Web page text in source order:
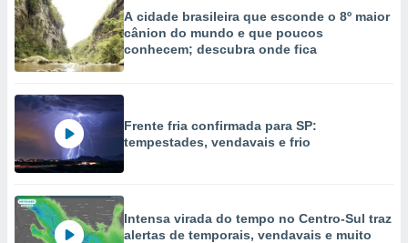
A cidade brasileira que esconde o 8º maior
cânion do mundo e que poucos
conhecem; descubra onde fica
Frente fria confirmada para SP:
tempestades, vendavais e frio
Intensa virada do tempo no Centro-Sul traz
alertas de temporais, vendavais e muito